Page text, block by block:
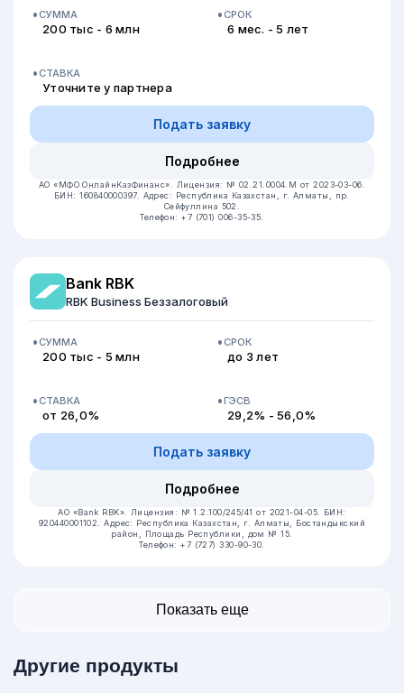
СУММА
200 тыс - 6 млн
СРОК
6 мес. - 5 лет
СТАВКА
Уточните у партнера
Подать заявку
Подробнее
АО «МФО ОнлайнКазФинанс».
Лицензия: № 02.21.0004.М от 2023-03-06.
БИН: 160840000397. Адрес: Республика Казахстан, г. Алматы, пр.
Сейфуллина 502.
Телефон: +7 (701) 006-35-35.
Bank RBK
RBK Business Беззалоговый
СУММА
200 тыс - 5 млн
СРОК
до 3 лет
СТАВКА
от 26,0%
ГЭСВ
29,2% - 56,0%
Подать заявку
Подробнее
АО «Bank RBK». Лицензия: № 1.2.100/245/41 от 2021-04-05. БИН:
920440001102.Адрес: Республика Казахстан, г. Алматы, Бостандыкский
район, Площадь Республики, дом № 15.
Телефон: +7 (727) 330-90-30.
Показать еще
Другие продукты